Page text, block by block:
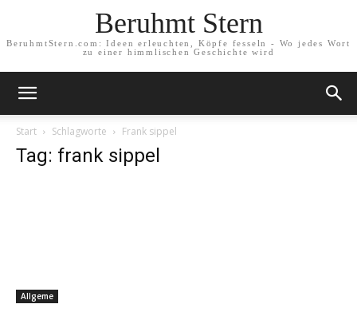
Beruhmt Stern
BeruhmtStern.com: Ideen erleuchten, Köpfe fesseln - Wo jedes Wort
zu einer himmlischen Geschichte wird
Start Schlagworte Frank sippel
Tag: frank sippel
Allgeme